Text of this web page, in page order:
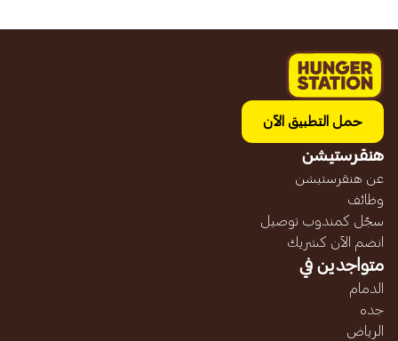
حمل التطبيق الآن
هنقرستيشن
عن هنقرستيشن
وظائف
سجّل كمندوب توصيل
انضم الآن كشريك
متواجدين في
الدمام
جده
الرياض